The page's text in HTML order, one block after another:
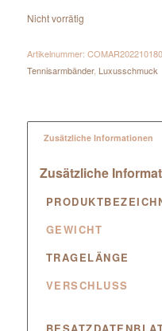
Nicht vorrätig
Artikelnummer:
Tennisarmbänder, Luxusschmuck
Zusätzliche Informationen
Zusätzliche
GEWICHT
TRAGELÄNGE
VERSCHLUSS